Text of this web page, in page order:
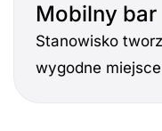
Mobilny bar
Stanowisko
wygodne